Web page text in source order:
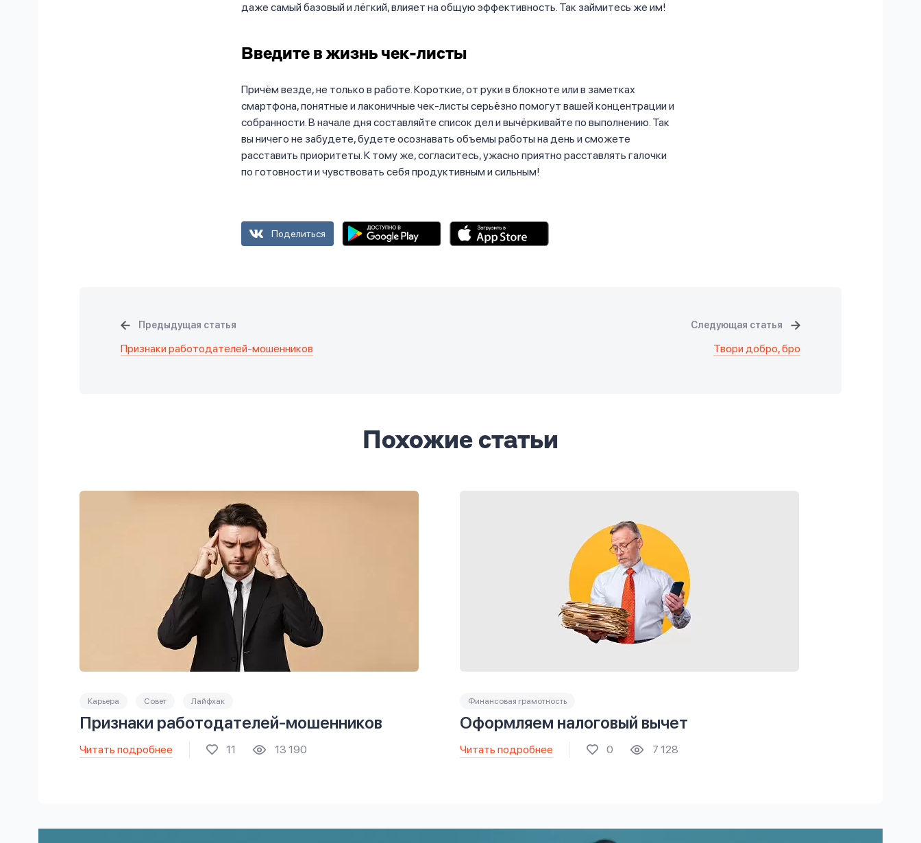
даже самый базовый и лёгкий, влияет на общую эффективность. Так займитесь же им!
Введите в жизнь чек-листы
Причём везде, не только в работе. Короткие, от руки в блокноте или в заметках
смартфона, понятные и лаконичные чек-листы серьёзно помогут вашей концентрации и
собранности. В начале дня составляйте список дел и вычёркивайте по выполнению. Так
вы ничего не забудете, будете осознавать объемы работы на день и сможете
расставить приоритеты. К тому же, согласитесь, ужасно приятно расставлять галочки
по готовности и чувствовать себя продуктивным и сильным!
Поделиться
Предыдущая статья
Признаки работодателей-мошенников
Следующая статья
Твори добро, бро
Похожие статьи
Карьера Совет Лайфхак
Признаки работодателей-мошенников
Читать подробнее 11 13 190
Финансовая грамотность
Оформляем налоговый вычет
Читать подробнее 0 7 128